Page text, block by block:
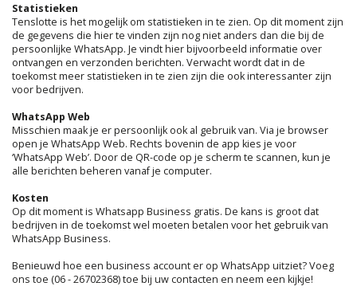
Statistieken
Tenslotte is het mogelijk om statistieken in te zien. Op dit moment zijn
de gegevens die hier te vinden zijn nog niet anders dan die bij de
persoonlijke WhatsApp. Je vindt hier bijvoorbeeld informatie over
ontvangen en verzonden berichten. Verwacht wordt dat in de
toekomst meer statistieken in te zien zijn die ook interessanter zijn
voor bedrijven.
WhatsApp Web
Misschien maak je er persoonlijk ook al gebruik van. Via je browser
open je WhatsApp Web. Rechts bovenin de app kies je voor
‘WhatsApp Web’. Door de QR-code op je scherm te scannen, kun je
alle berichten beheren vanaf je computer.
Kosten
Op dit moment is Whatsapp Business gratis. De kans is groot dat
bedrijven in de toekomst wel moeten betalen voor het gebruik van
WhatsApp Business.
Benieuwd hoe een business account er op WhatsApp uitziet? Voeg
ons toe (06 - 26702368) toe bij uw contacten en neem een kijkje!